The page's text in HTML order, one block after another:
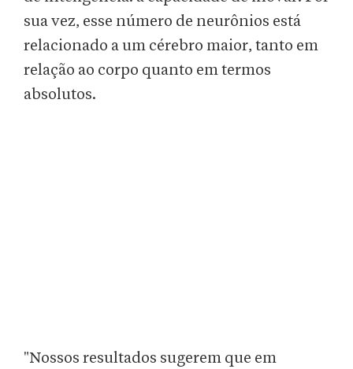
sua vez, esse número de neurônios está
relacionado a um cérebro maior, tanto em
relação ao corpo quanto em termos
absolutos.
"Nossos resultados sugerem que em